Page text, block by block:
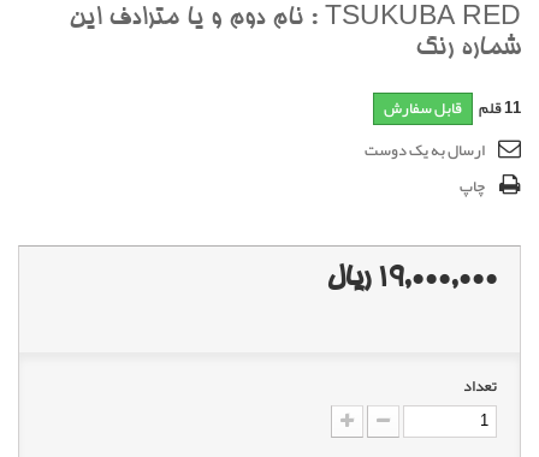
TSUKUBA RED : نام دوم و يا مترادف اين
شماره رنگ
11قلم قابل سفارش
ارسال به یک دوست
چاپ
19,000,000 ریال
تعداد